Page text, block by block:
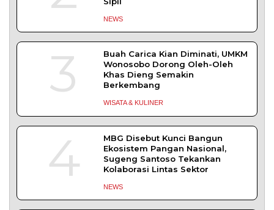
NEWS
3
Buah Carica Kian Diminati, UMKM
Wonosobo Dorong Oleh-Oleh
Khas Dieng Semakin
Berkembang
WISATA & KULINER
4
MBG Disebut Kunci Bangun
Ekosistem Pangan Nasional,
Sugeng Santoso Tekankan
Kolaborasi Lintas Sektor
NEWS